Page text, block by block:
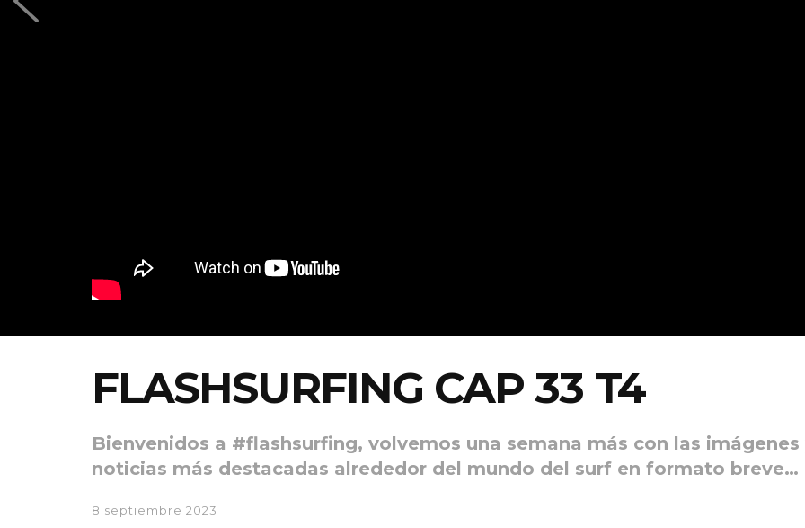
FLASHSURFING CAP 33 T4
Bienvenidos a #flashsurfing, volvemos una semana más con las imágenes
noticias más destacadas alrededor del mundo del surf en formato breve…
8 septiembre 2023